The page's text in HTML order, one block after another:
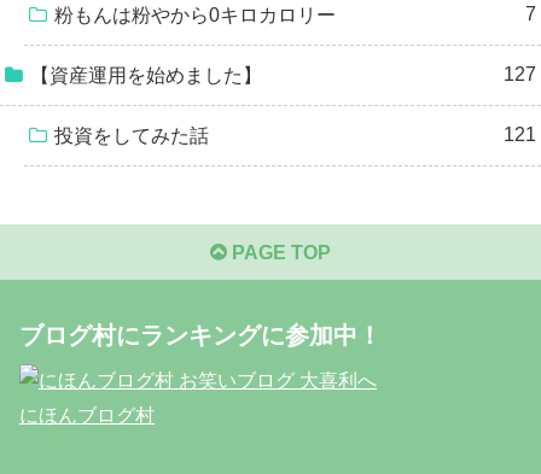
粉もんは粉やから0キロカロリー 7
【資産運用を始めました】 127
投資をしてみた話 121
PAGE TOP
ブログ村にランキングに参加中！
にほんブログ村